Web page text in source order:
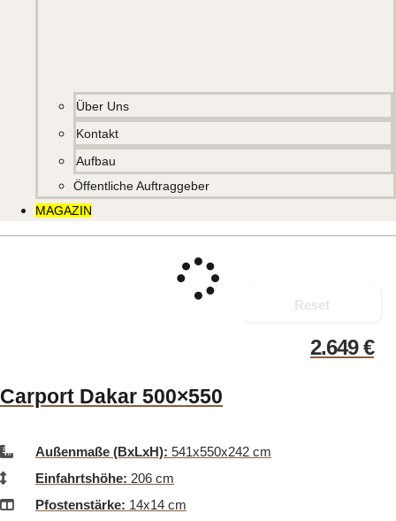
Über Uns
Kontakt
Aufbau
Öffentliche Auftraggeber
MAGAZIN
Reset
2.649€
Carport Dakar 500×550
Außenmaße (BxLxH): 541x550x242 cm
Einfahrtshöhe: 206 cm
Pfostenstärke: 14x14 cm